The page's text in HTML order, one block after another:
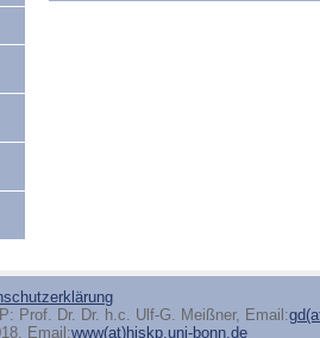
Prof. Dr. Dr. h.c. Ulf-G. Meißner, Email:
Email:www(at)hiskp.uni-bonn.de